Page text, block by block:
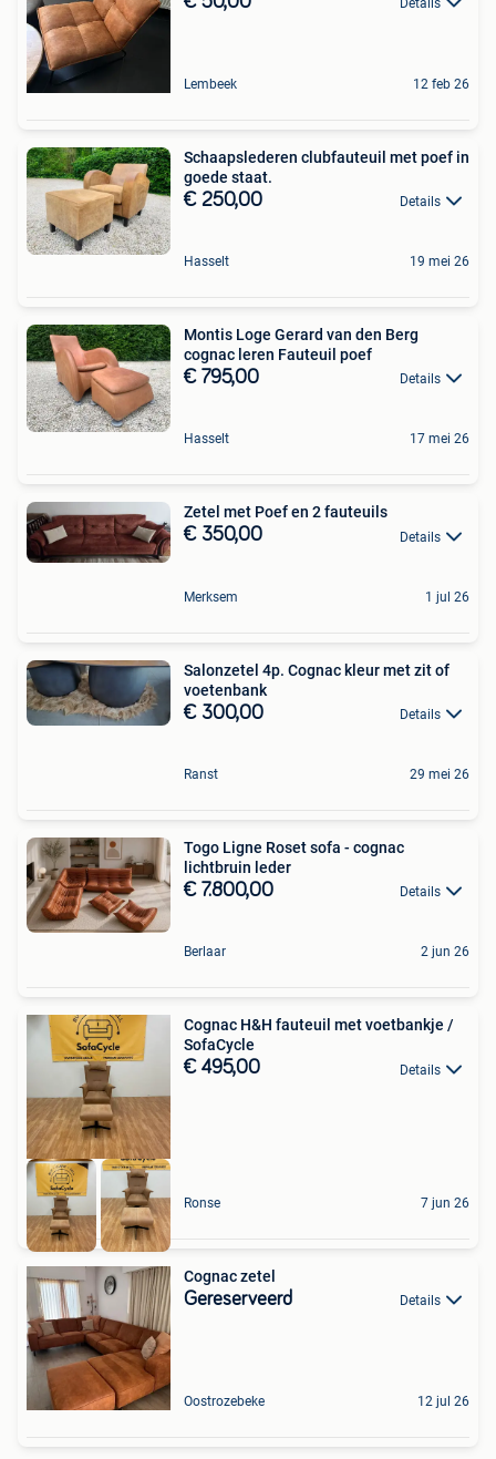
Lembeek 12 feb 26
Schaapslederen clubfauteuil met poef in
goede staat.
€ 250,00 Details
Hasselt 19 mei 26
Montis Loge Gerard van den Berg
cognac leren Fauteuil poef
€ 795,00 Details
Hasselt 17 mei 26
Zetel met Poef en 2 fauteuils
€ 350,00 Details
Merksem 1 jul 26
Salonzetel 4p. Cognac kleur met zit of
voetenbank
€ 300,00 Details
Ranst 29 mei 26
Togo Ligne Roset sofa - cognac
lichtbruin leder
€ 7.800,00 Details
Berlaar 2 jun 26
Cognac H&H fauteuil met voetbankje /
SofaCycle
€ 495,00 Details
Ronse 7 jun 26
Cognac zetel
Gereserveerd Details
Oostrozebeke 12 jul 26